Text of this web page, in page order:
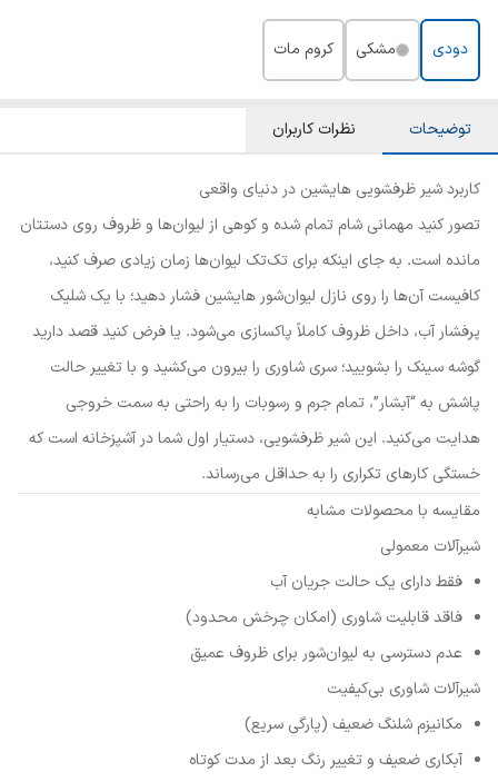
دودی مشکی کروم مات
توضیحات نظرات کاربران
کاربرد شیر ظرفشویی هایشین در دنیای واقعی
تصور کنید مهمانی شام تمام شده و کوهی از لیوان‌ها و ظروف روی دستتان
مانده است. به جای اینکه برای تک‌تک لیوان‌ها زمان زیادی صرف کنید،
کافیست آن‌ها را روی نازل لیوان‌شور هایشین فشار دهید؛ با یک شلیک
پرفشار آب، داخل ظروف کاملاً پاکسازی می‌شود. یا فرض کنید قصد دارید
گوشه سینک را بشویید؛ سری شاوری را بیرون می‌کشید و با تغییر حالت
پاشش به “آبشار”، تمام جرم و رسوبات را به راحتی به سمت خروجی
هدایت می‌کنید. این شیر ظرفشویی، دستیار اول شما در آشپزخانه است که
خستگی کارهای تکراری را به حداقل می‌رساند.
مقایسه با محصولات مشابه
شیرآلات معمولی
فقط دارای یک حالت جریان آب
فاقد قابلیت شاوری (امکان چرخش محدود)
عدم دسترسی به لیوان‌شور برای ظروف عمیق
شیرآلات شاوری بی‌کیفیت
مکانیزم شلنگ ضعیف (پارگی سریع)
آبکاری ضعیف و تغییر رنگ بعد از مدت کوتاه